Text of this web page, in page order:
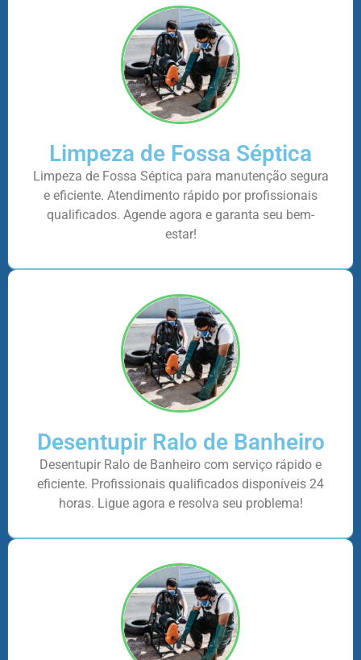
Limpeza de Fossa Séptica
Limpeza de Fossa Séptica para manutenção segura
e eficiente. Atendimento rápido por profissionais
qualificados. Agende agora e garanta seu bem-
estar!
Desentupir Ralo de Banheiro
Desentupir Ralo de Banheiro com serviço rápido e
eficiente. Profissionais qualificados disponíveis 24
horas. Ligue agora e resolva seu problema!